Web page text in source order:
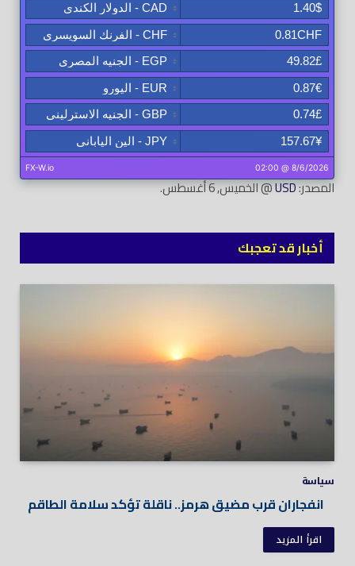
المصدر:USD@ الخميس, 6 أغسطس.
أخبار قد تعجبك
سياسة
انفجاران قرب مضيق هرمز.. ناقلة تؤكد سلامة الطاقم
اقرأ المزيد